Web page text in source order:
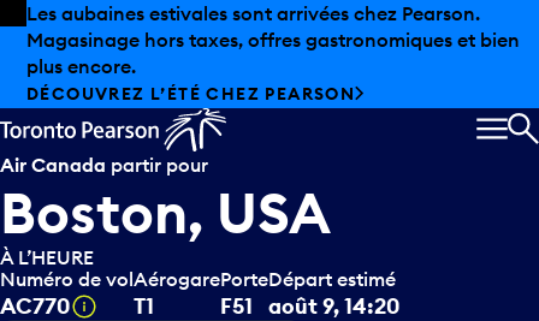
Skip to offers
Passer au contenu principal
Les aubaines estivales sont arrivées chez Pearson.
Magasinage hors taxes, offres gastronomiques et bien
plus encore.
DÉCOUVREZ L’ÉTÉ CHEZ PEARSON
Air Canada partir pour
Boston, USA
À L’HEURE
Numéro de vol
AC770 Infobulle
Aérogare
T1
Porte
F51
Départ estimé
août 9, 14:20